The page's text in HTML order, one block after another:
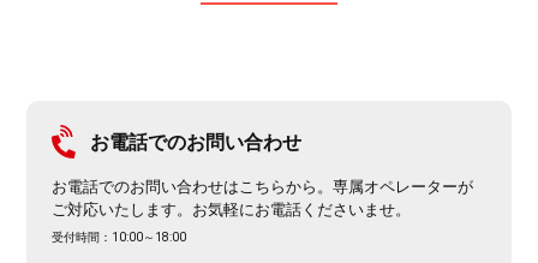
お電話でのお問い合わせ
お電話でのお問い合わせはこちらから。専属オペレーターが
ご対応いたします。お気軽にお電話くださいませ。
受付時間：10:00～18:00